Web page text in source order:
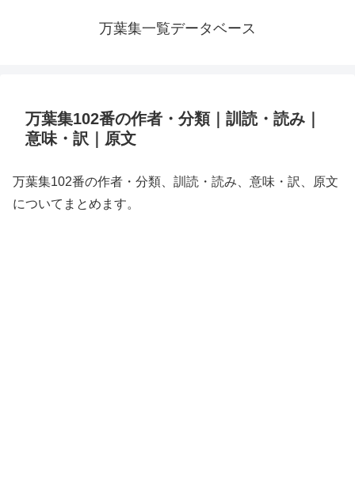
万葉集一覧データベース
万葉集102番の作者・分類｜訓読・読み｜
意味・訳｜原文
万葉集102番の作者・分類、訓読・読み、意味・訳、原文
についてまとめます。